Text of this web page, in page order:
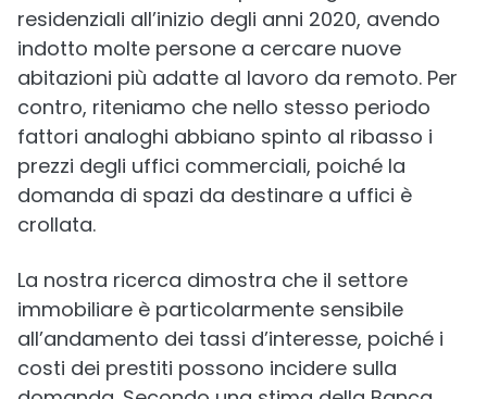
residenziali all’inizio degli anni 2020, avendo
indotto molte persone a cercare nuove
abitazioni più adatte al lavoro da remoto. Per
contro, riteniamo che nello stesso periodo
fattori analoghi abbiano spinto al ribasso i
prezzi degli uffici commerciali, poiché la
domanda di spazi da destinare a uffici è
crollata.
La nostra ricerca dimostra che il settore
immobiliare è particolarmente sensibile
all’andamento dei tassi d’interesse, poiché i
costi dei prestiti possono incidere sulla